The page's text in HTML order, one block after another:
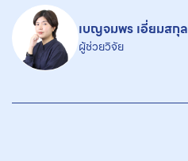
เบญจมพร เอี่ยมสกุล
ผู้ช่วยวิจัย